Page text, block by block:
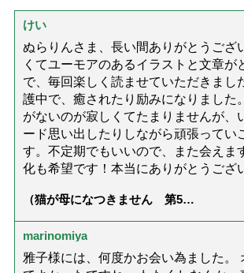
けい
ぬらりんさま、長い間ありがとうござ
くてユーモアのあるイラストと文章が
で、毎回楽しく読ませていただきまし
護中で、癒されたり励みになりました
がないのが寂しくてたまりませんが、
ード思い出したりしながら頑張ってい
す。不定期でもいいので、また会えま
化も希望です！本当にありがとうござ
（猫が母になつきません 第500
marinomiya
雅子様には、何度かお会い為ました。